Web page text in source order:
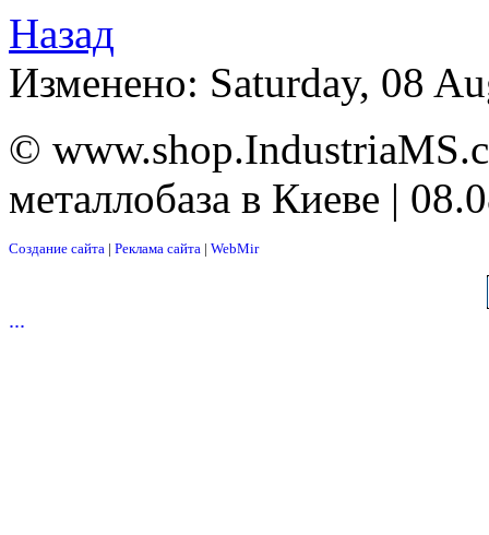
Назад
Изменено: Saturday, 08
©
металлобаза в Киеве |
Создание сайта | Реклама сайта | WebMir
...